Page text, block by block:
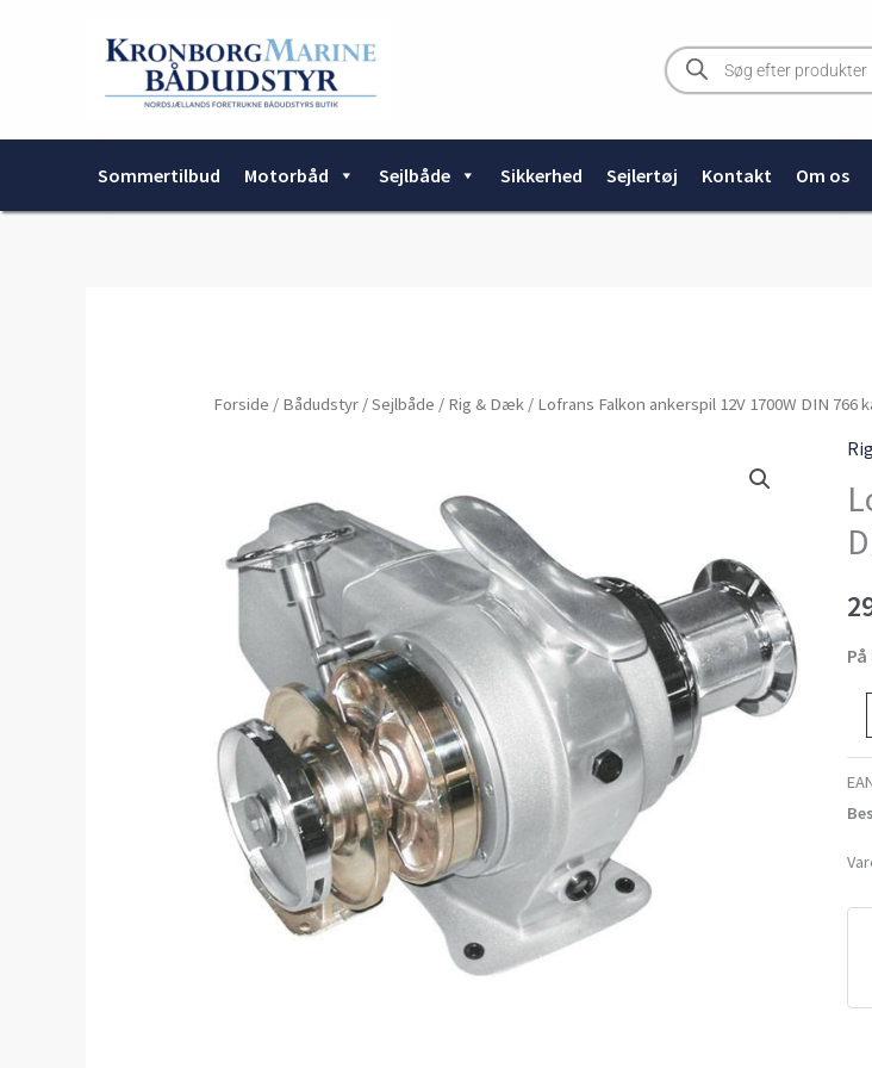
Products
search
Sommertilbud Motorbåd Sejlbåde Sikkerhed Sejlertøj Kontakt Om os
Forside / Bådudstyr/Sejlbåde / Rig & Dæk/ Lofrans Falkon ankerspil 12V 1700W DIN 766